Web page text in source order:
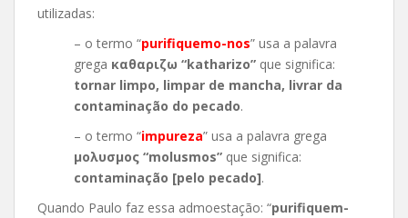
utilizadas:
– o termo “purifiquemo-nos” usa a palavra
grega καθαριζω “katharizo” que significa:
tornar limpo, limpar de mancha, livrar da
contaminação do pecado.
– o termo “impureza” usa a palavra grega
μολυσμος “molusmos” que significa:
contaminação [pelo pecado].
Quando Paulo faz essa admoestação: “purifiquem-